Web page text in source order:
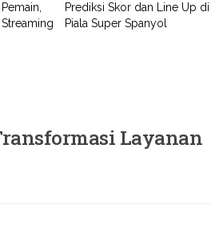
Prediksi Skor dan Line Up di
Piala Super Spanyol
Layanan